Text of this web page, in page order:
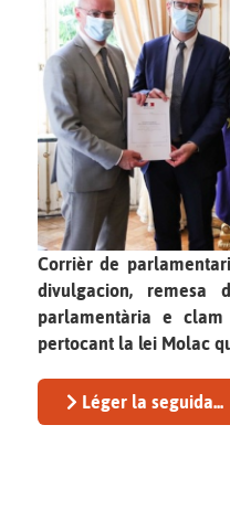
Corrièr de
divulgacion, remesa
parlamentària e
pertocant la lei Molac
Léger la seguida...